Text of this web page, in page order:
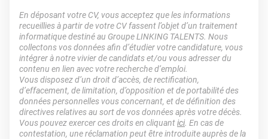
En déposant votre CV, vous acceptez que les informations
recueillies à partir de votre CV fassent l’objet d’un traitement
informatique destiné au Groupe LINKING TALENTS. Nous
collectons vos données afin d’étudier votre candidature, vous
intégrer à notre vivier de candidats et/ou vous adresser du
contenu en lien avec votre recherche d’emploi.
Vous disposez d’un droit d’accès, de rectification,
d’effacement, de limitation, d’opposition et de portabilité des
données personnelles vous concernant, et de définition des
directives relatives au sort de vos données après votre décès.
Vous pouvez exercer ces droits en cliquantici. En cas de
contestation, une réclamation peut être introduite auprès de la